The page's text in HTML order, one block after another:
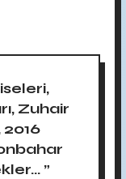
Zuhair
”